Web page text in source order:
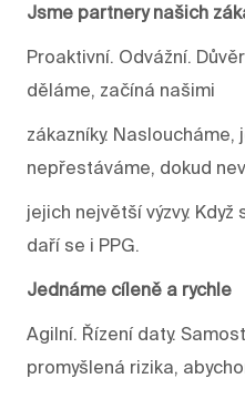
Jsme partnery našich
Proaktivní. Odvážní.
děláme, začíná našimi
zákazníky. Nasloucháme,
nepřestáváme, dokud
jejich největší výzvy.
daří se i PPG.
Jednáme cíleně a rychle
Agilní. Řízení daty.
promyšlená rizika,